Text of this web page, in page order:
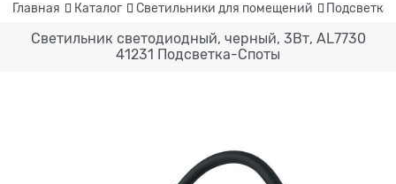
Главная Каталог Светильники для помещений Подсветка
Светильник светодиодный, черный, 3Вт, AL7730
41231 Подсветка-Споты